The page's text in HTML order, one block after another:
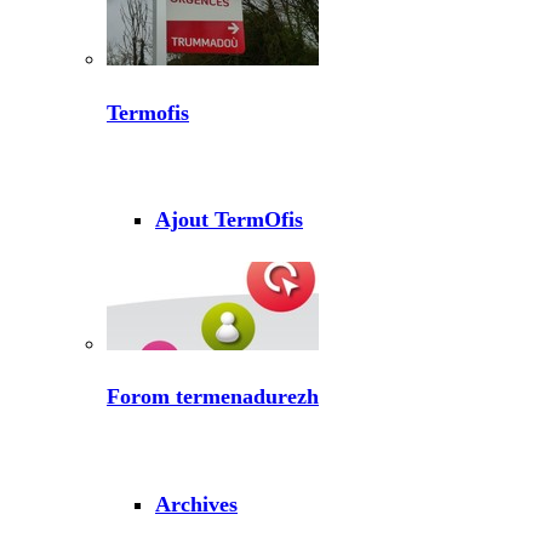
Termofis
Ajout TermOfis
Forom termenadurezh
Archives